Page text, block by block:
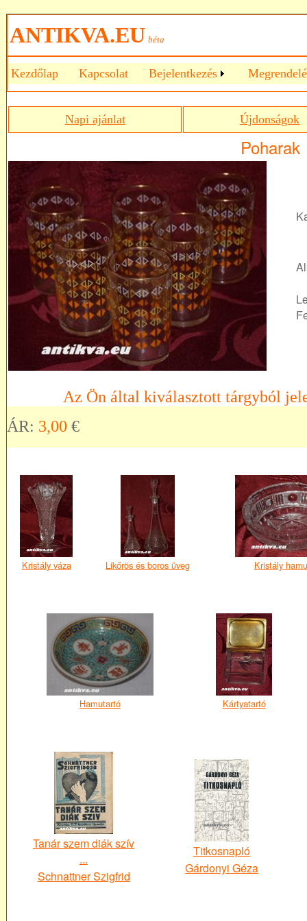
ANTIKVA.EU béta
Kezdőlap Kapcsolat Bejelentkezés
Napi ajánlat Újdonságok
Poharak
Az Ön által kiválasztott tárgyból
ÁR: 3,00 €
Kristály váza Likőrös és boros üveg Kristály
Hamutartó Kártyatartó
Tanár szem diák szív
...
Schnattner Szigfrid
Titkosnapló
Gárdonyi Géza